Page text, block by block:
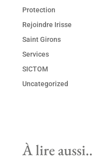
Protection
Rejoindre Irisse
Saint Girons
Services
SICTOM
Uncategorized
À lire